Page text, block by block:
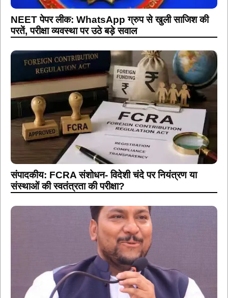
NEET पेपर लीक: WhatsApp ग्रुप से खुली साजिश की
परतें, परीक्षा व्यवस्था पर उठे बड़े सवाल
संपादकीय: FCRA संशोधन- विदेशी चंदे पर नियंत्रण या
संस्थाओं की स्वतंत्रता की परीक्षा?